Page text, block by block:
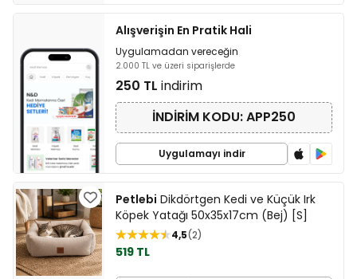
Alışverişin En Pratik Hali
Uygulamadan vereceğin
2.000 TL ve üzeri siparişlerde
250 TL indirim
İNDİRİM KODU: APP250
Uygulamayı indir
Petlebi Dikdörtgen Kedi ve Küçük Irk
Köpek Yatağı 50x35x17cm (Bej) [S]
4,5 2
519 TL